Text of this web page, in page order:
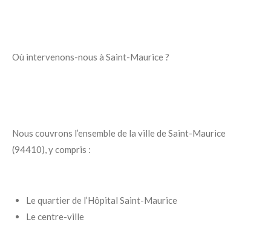
Où intervenons-nous à Saint-Maurice ?
Nous couvrons l’ensemble de la ville de Saint-Maurice
(94410), y compris :
Le quartier de l’Hôpital Saint-Maurice
Le centre-ville